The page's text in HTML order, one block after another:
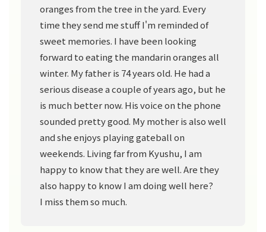
oranges from the tree in the yard. Every
time they send me stuff I'm reminded of
sweet memories. I have been looking
forward to eating the mandarin oranges all
winter. My father is 74 years old. He had a
serious disease a couple of years ago, but he
is much better now. His voice on the phone
sounded pretty good. My mother is also well
and she enjoys playing gateball on
weekends. Living far from Kyushu, I am
happy to know that they are well. Are they
also happy to know I am doing well here?
I miss them so much.